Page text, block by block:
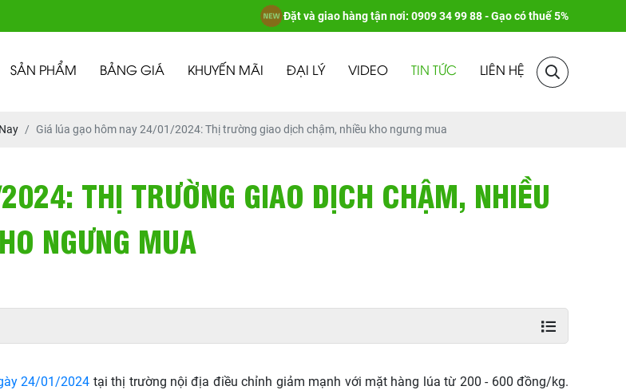
Đặt và giao hàng tận nơi: 0909 34 99 88 - Gạo có thuế 5%
SẢN PHẨM BẢNG GIÁ KHUYẾN MÃI ĐẠI LÝ VIDEO TIN TỨC LIÊN HỆ
Giá lúa gạo hôm nay 24/01/2024: Thị trường giao dịch chậm, nhiều kho ngưng mua
THỊ TRƯỜNG GIAO DỊCH CHẬM, NHIỀU
NGƯNG MUA
24/01/2024 tại thị trường nội địa điều chỉnh giảm mạnh với mặt hàng lúa từ 200 - 600 đồng/kg.